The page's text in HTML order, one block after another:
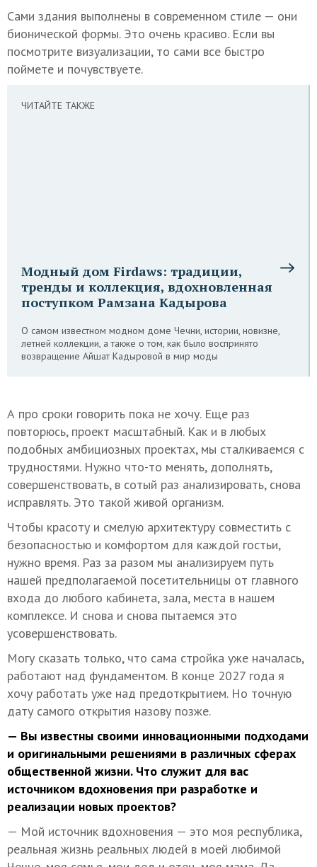
Сами здания выполнены в современном стиле — они
бионической формы. Это очень красиво. Если вы
посмотрите визуализации, то сами все быстро
поймете и почувствуете.
ЧИТАЙТЕ ТАКЖЕ
Модный дом Firdaws: традиции,
тренды и коллекция, вдохновленная
поступком Рамзана Кадырова
О самом известном модном доме Чечни, истории, новизне,
летней коллекции, а также о том, как было воспринято
возвращение Айшат Кадыровой в мир моды
А про сроки говорить пока не хочу. Еще раз
повторюсь, проект масштабный. Как и в любых
подобных амбициозных проектах, мы сталкиваемся с
трудностями. Нужно что-то менять, дополнять,
совершенствовать, в сотый раз анализировать, снова
исправлять. Это такой живой организм.
Чтобы красоту и смелую архитектуру совместить с
безопасностью и комфортом для каждой гостьи,
нужно время. Раз за разом мы анализируем путь
нашей предполагаемой посетительницы от главного
входа до любого кабинета, зала, места в нашем
комплексе. И снова и снова пытаемся это
усовершенствовать.
Могу сказать только, что сама стройка уже началась,
работают над фундаментом. В конце 2027 года я
хочу работать уже над предоткрытием. Но точную
дату самого открытия назову позже.
— Вы известны своими инновационными подходами
и оригинальными решениями в различных сферах
общественной жизни. Что служит для вас
источником вдохновения при разработке и
реализации новых проектов?
— Мой источник вдохновения — это моя республика,
реальная жизнь реальных людей в моей любимой